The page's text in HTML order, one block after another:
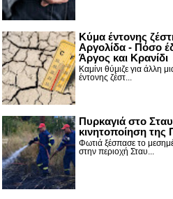
Κύμα έντονης
Αργολίδα - Πόσο
Άργος και Κρανίδι
Καμίνι θύμιζε για άλλη
έντονης ζέστ...
Πυρκαγιά στο
κινητοποίηση της
Φωτιά ξέσπασε το
στην περιοχή Σταυ...